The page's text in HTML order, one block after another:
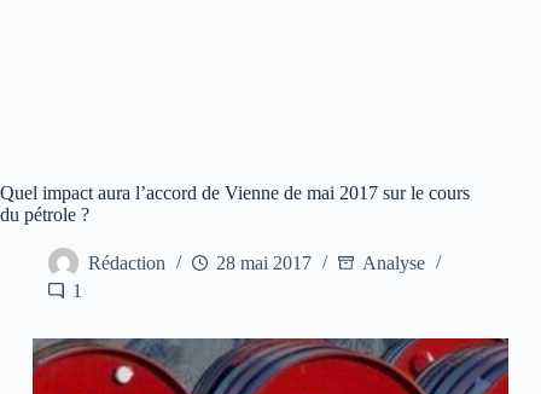
Quel impact aura l’accord de Vienne de mai 2017 sur le cours
du pétrole ?
Rédaction 28 mai 2017
Analyse
1